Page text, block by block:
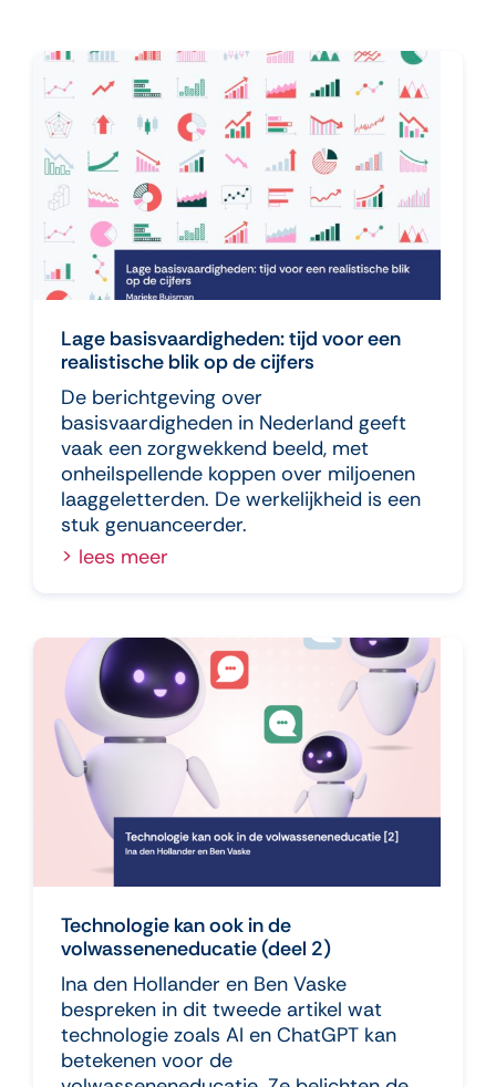
Lage basisvaardigheden: tijd voor een
realistische blik op de cijfers
De berichtgeving over
basisvaardigheden in Nederland geeft
vaak een zorgwekkend beeld, met
onheilspellende koppen over miljoenen
laaggeletterden. De werkelijkheid is een
stuk genuanceerder.
> lees meer
Technologie kan ook in de
volwasseneneducatie (deel 2)
Ina den Hollander en Ben Vaske
bespreken in dit tweede artikel wat
technologie zoals AI en ChatGPT kan
betekenen voor de